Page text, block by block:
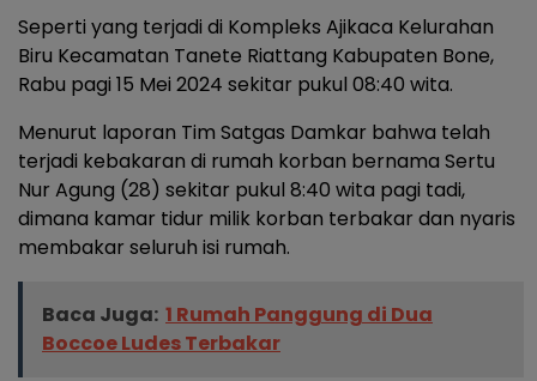
Seperti yang terjadi di Kompleks Ajikaca Kelurahan
Biru Kecamatan Tanete Riattang Kabupaten Bone,
Rabu pagi 15 Mei 2024 sekitar pukul 08:40 wita.
Menurut laporan Tim Satgas Damkar bahwa telah
terjadi kebakaran di rumah korban bernama Sertu
Nur Agung (28) sekitar pukul 8:40 wita pagi tadi,
dimana kamar tidur milik korban terbakar dan nyaris
membakar seluruh isi rumah.
Baca Juga: 1 Rumah Panggung di Dua
Boccoe Ludes Terbakar